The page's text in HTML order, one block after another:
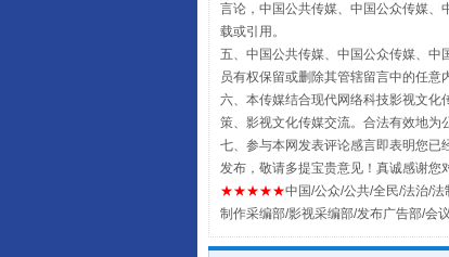
全民健身五年计划来了！
言论，中国公共传媒、中国公众传媒
载或引用。
五、中国公共传媒、中国公众传媒、
员有权保留或删除其管辖留言中的任意
六、本传媒结合现代网络科技影视文化
策、影视文化传媒交流。合法有效地为
七、参与本网发表评论感言即表明您
发布，敬请多提宝贵意见！真诚感谢您
★★★★★中国/公众/公共/全民/法治/
制作采编部/影视采编部/发布广告部/会